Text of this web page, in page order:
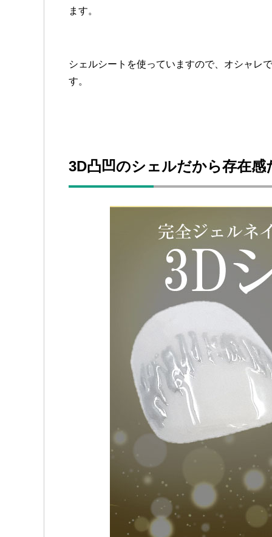
ます。
シェルシートを使っていますので、オシャレ
す。
3D凸凹のシェルだから存在感